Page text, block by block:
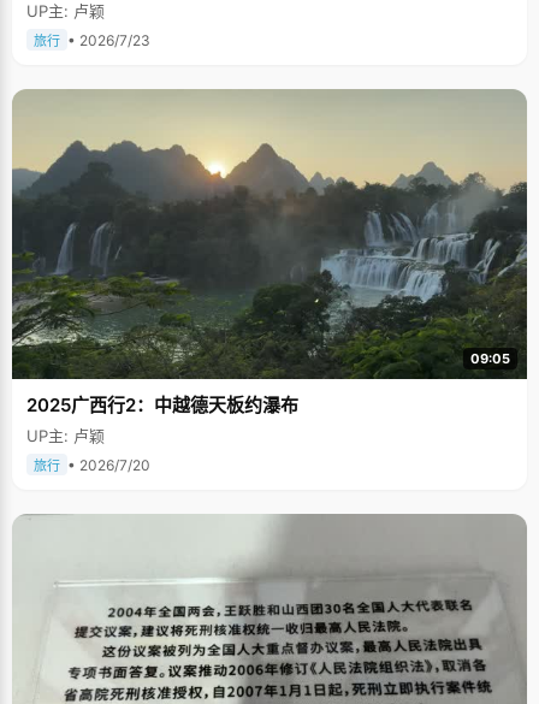
UP主: 卢颖
旅行 • 2026/7/23
09:05
2025广西行2：中越德天板约瀑布
UP主: 卢颖
旅行 • 2026/7/20